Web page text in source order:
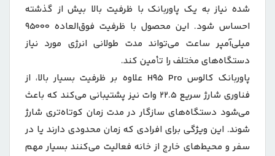
شده نیاز به یک پاوربانک با ظرفیت بالا بیش از گذشته
احساس شود. این محصول با ظرفیت فوق‌العاده 95000
میلی‌آمپر ساعت می‌تواند مدت طولانی انرژی مورد نیاز
دستگاه‌های مختلف را تأمین کند.
پاوربانک کالوس H95 Pro علاوه بر ظرفیت بسیار بالا، از
فناوری شارژ سریع 22.5 وات نیز پشتیبانی می‌کند که باعث
می‌شود دستگاه‌های سازگار در مدت زمان کوتاه‌تری شارژ
شوند. این ویژگی برای افرادی که زمان محدودی دارند یا در
سفر و محیط‌های خارج از خانه فعالیت می‌کنند بسیار مهم